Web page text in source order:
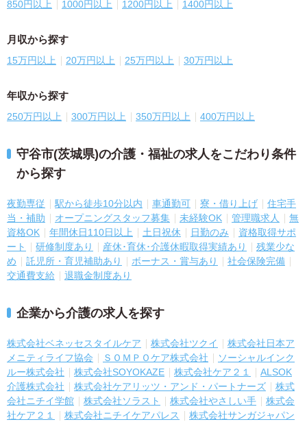
850円以上 1000円以上 1200円以上 1400円以上
月収から探す
15万円以上 20万円以上 25万円以上 30万円以上
年収から探す
250万円以上 300万円以上 350万円以上 400万円以上
守谷市(茨城県)の介護・福祉の求人をこだわり条件
から探す
夜勤専従 駅から徒歩10分以内 車通勤可 寮・借り上げ
住宅手
当・補助
オープニングスタッフ募集 未経験OK 管理職求人
無
資格OK
年間休日110日以上 土日祝休 日勤のみ
資格取得サポ
ート
研修制度あり 産休･育休･介護休暇取得実績あり
残業少な
め
託児所・育児補助あり ボーナス・賞与あり
社会保険完備
交通費支給
退職金制度あり
企業から介護の求人を探す
株式会社ベネッセスタイルケア 株式会社ツクイ
株式会社日本ア
メニティライフ協会
ＳＯＭＰＯケア株式会社
ソーシャルインク
ルー株式会社
株式会社SOYOKAZE 株式会社ケア２１
ALSOK
介護株式会社
株式会社ケアリッツ・アンド・パートナーズ
株式
会社ニチイ学館
株式会社ソラスト 株式会社やさしい手
株式会
社ケア２１
株式会社ニチイケアパレス
株式会社サンガジャパン